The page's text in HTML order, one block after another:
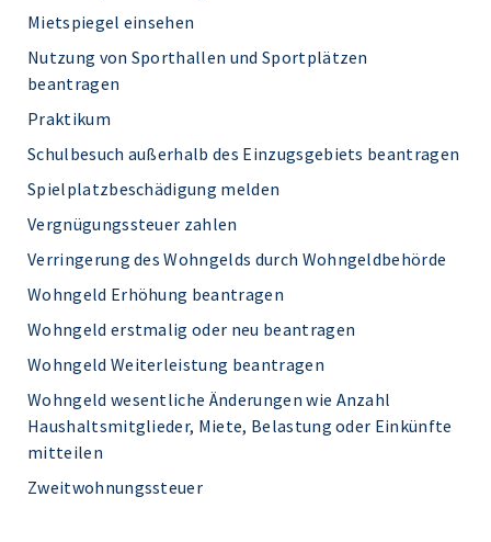
Mietspiegel einsehen
Nutzung von Sporthallen und Sportplätzen
beantragen
Praktikum
Schulbesuch außerhalb des Einzugsgebiets beantragen
Spielplatzbeschädigung melden
Vergnügungssteuer zahlen
Verringerung des Wohngelds durch Wohngeldbehörde
Wohngeld Erhöhung beantragen
Wohngeld erstmalig oder neu beantragen
Wohngeld Weiterleistung beantragen
Wohngeld wesentliche Änderungen wie Anzahl
Haushaltsmitglieder, Miete, Belastung oder Einkünfte
mitteilen
Zweitwohnungssteuer